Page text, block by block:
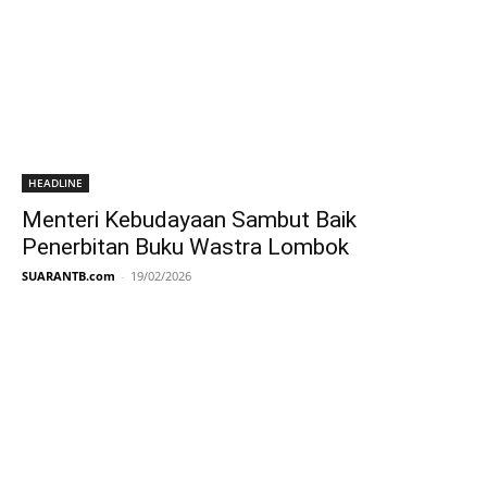
HEADLINE
Menteri Kebudayaan Sambut Baik
Penerbitan Buku Wastra Lombok
SUARANTB.com - 19/02/2026